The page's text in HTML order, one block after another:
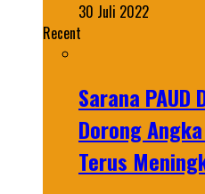
30 Juli 2022
Recent
Sarana
Dorong
Terus